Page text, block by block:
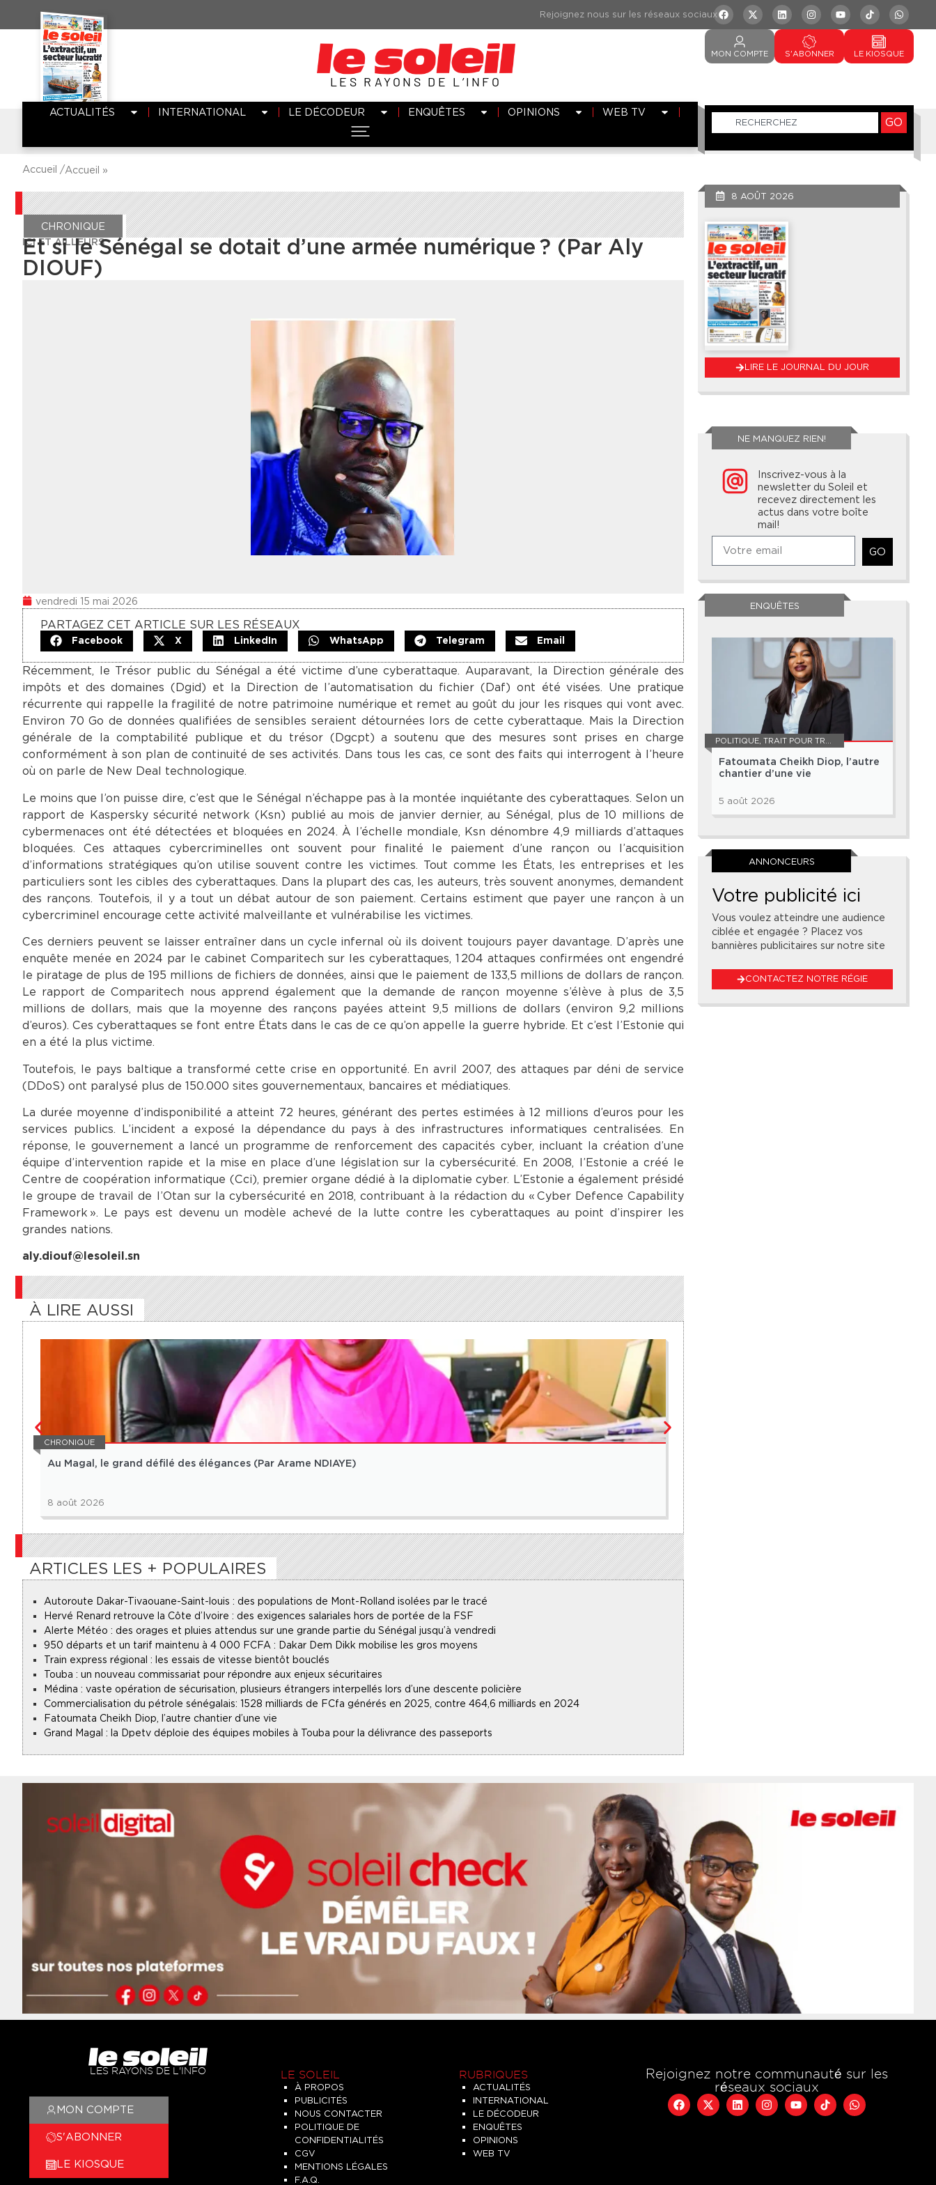
LES RAYONS DE L’INFO
MON COMPTE S'ABONNER LE KIOSQUE
ACTUALITÉS INTERNATIONAL LE DÉCODEUR ENQUÊTES OPINIONS WEB TV
GO
Accueil /Accueil »
CHRONIQUE
ICI ET AILLEURS
Et si le Sénégal se dotait d’une armée numérique ? (Par Aly
DIOUF)
vendredi 15 mai 2026
PARTAGEZ CET ARTICLE SUR LES RÉSEAUX
Facebook X LinkedIn WhatsApp Telegram Email
Récemment, le Trésor public du Sénégal a été victime d’une cyberattaque. Auparavant, la Direction générale des
impôts et des domaines (Dgid) et la Direction de l’automatisation du fichier (Daf) ont été visées. Une pratique
récurrente qui rappelle la fragilité de notre patrimoine numérique et remet au goût du jour les risques qui vont avec.
Environ 70 Go de données qualifiées de sensibles seraient détournées lors de cette cyberattaque. Mais la Direction
générale de la comptabilité publique et du trésor (Dgcpt) a soutenu que des mesures sont prises en charge
conformément à son plan de continuité de ses activités. Dans tous les cas, ce sont des faits qui interrogent à l’heure
où on parle de New Deal technologique.
Le moins que l’on puisse dire, c’est que le Sénégal n’échappe pas à la montée inquiétante des cyberattaques. Selon un
rapport de Kaspersky sécurité network (Ksn) publié au mois de janvier dernier, au Sénégal, plus de 10 millions de
cybermenaces ont été détectées et bloquées en 2024. À l’échelle mondiale, Ksn dénombre 4,9 milliards d’attaques
bloquées. Ces attaques cybercriminelles ont souvent pour finalité le paiement d’une rançon ou l’acquisition
d’informations stratégiques qu’on utilise souvent contre les victimes. Tout comme les États, les entreprises et les
particuliers sont les cibles des cyberattaques. Dans la plupart des cas, les auteurs, très souvent anonymes, demandent
des rançons. Toutefois, il y a tout un débat autour de son paiement. Certains estiment que payer une rançon à un
cybercriminel encourage cette activité malveillante et vulnérabilise les victimes.
Ces derniers peuvent se laisser entraîner dans un cycle infernal où ils doivent toujours payer davantage. D’après une
enquête menée en 2024 par le cabinet Comparitech sur les cyberattaques, 1 204 attaques confirmées ont engendré
le piratage de plus de 195 millions de fichiers de données, ainsi que le paiement de 133,5 millions de dollars de rançon.
Le rapport de Comparitech nous apprend également que la demande de rançon moyenne s’élève à plus de 3,5
millions de dollars, mais que la moyenne des rançons payées atteint 9,5 millions de dollars (environ 9,2 millions
d’euros). Ces cyberattaques se font entre États dans le cas de ce qu’on appelle la guerre hybride. Et c’est l’Estonie qui
en a été la plus victime.
Toutefois, le pays baltique a transformé cette crise en opportunité. En avril 2007, des attaques par déni de service
(DDoS) ont paralysé plus de 150.000 sites gouvernementaux, bancaires et médiatiques.
La durée moyenne d’indisponibilité a atteint 72 heures, générant des pertes estimées à 12 millions d’euros pour les
services publics. L’incident a exposé la dépendance du pays à des infrastructures informatiques centralisées. En
réponse, le gouvernement a lancé un programme de renforcement des capacités cyber, incluant la création d’une
équipe d’intervention rapide et la mise en place d’une législation sur la cybersécurité. En 2008, l’Estonie a créé le
Centre de coopération informatique (Cci), premier organe dédié à la diplomatie cyber. L’Estonie a également présidé
le groupe de travail de l’Otan sur la cybersécurité en 2018, contribuant à la rédaction du « Cyber Defence Capability
Framework ». Le pays est devenu un modèle achevé de la lutte contre les cyberattaques au point d’inspirer les
grandes nations.
aly.diouf@lesoleil.sn
À LIRE AUSSI
CHRONIQUE
Au Magal, le grand défilé des élégances (Par Arame NDIAYE)
8 août 2026
CHRONIQUE
ARTICLES LES + POPULAIRES
Autoroute Dakar-Tivaouane-Saint-louis : des populations de Mont-Rolland isolées par le tracé
Hervé Renard retrouve la Côte d’Ivoire : des exigences salariales hors de portée de la FSF
Alerte Météo : des orages et pluies attendus sur une grande partie du Sénégal jusqu’à vendredi
950 départs et un tarif maintenu à 4 000 FCFA : Dakar Dem Dikk mobilise les gros moyens
Train express régional : les essais de vitesse bientôt bouclés
Touba : un nouveau commissariat pour répondre aux enjeux sécuritaires
Médina : vaste opération de sécurisation, plusieurs étrangers interpellés lors d’une descente policière
Commercialisation du pétrole sénégalais : 1528 milliards de FCfa générés en 2025, contre 464,6 milliards en 2024
Fatoumata Cheikh Diop, l’autre chantier d’une vie
Grand Magal : la Dpetv déploie des équipes mobiles à Touba pour la délivrance des passeports
8 AOÛT 2026
LIRE LE JOURNAL DU JOUR
NE MANQUEZ RIEN!
Inscrivez-vous à la
newsletter du Soleil et
recevez directement les
actus dans votre boîte
mail!
GO
ENQUÊTES
POLITIQUE, TRAIT POUR TRAIT
Fatoumata Cheikh Diop, l’autre
chantier d’une vie
5 août 2026
ANNONCEURS
Votre publicité ici
Vous voulez atteindre une audience
ciblée et engagée ? Placez vos
bannières publicitaires sur notre site
CONTACTEZ NOTRE RÉGIE
LES RAYONS DE L'INFO
MON COMPTE
S'ABONNER
LE KIOSQUE
LE SOLEIL
À PROPOS
PUBLICITÉS
NOUS CONTACTER
POLITIQUE DE
CONFIDENTIALITÉS
CGV
MENTIONS LÉGALES
F.A.Q.
RUBRIQUES
ACTUALITÉS
INTERNATIONAL
LE DÉCODEUR
ENQUÊTES
OPINIONS
WEB TV
Rejoignez notre communauté sur les
réseaux sociaux